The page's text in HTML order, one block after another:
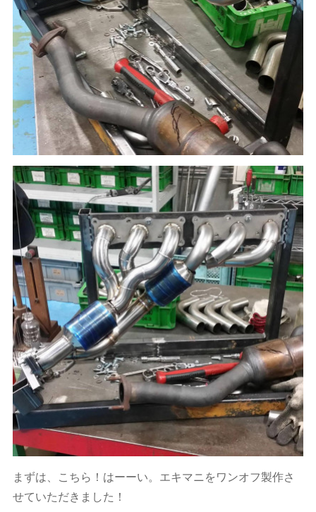
まずは、こちら！はーーい。エキマニをワンオフ製作さ
せていただきました！